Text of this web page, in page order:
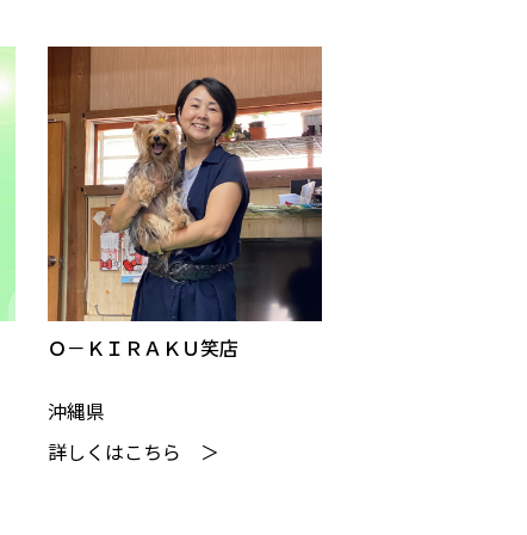
Ｏ－ＫＩＲＡＫＵ笑店
沖縄県
詳しくはこちら ＞